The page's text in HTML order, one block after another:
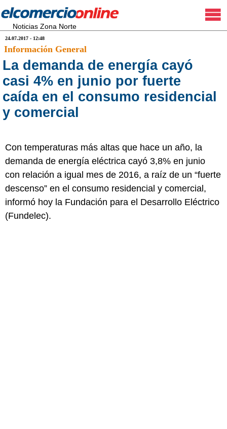
Noticias Zona Norte
24.07.2017 - 12:48
Información General
La demanda de energía cayó
casi 4% en junio por fuerte
caída en el consumo residencial
y comercial
Con temperaturas más altas que hace un año, la
demanda de energía eléctrica cayó 3,8% en junio
con relación a igual mes de 2016, a raíz de un “fuerte
descenso” en el consumo residencial y comercial,
informó hoy la Fundación para el Desarrollo Eléctrico
(Fundelec).